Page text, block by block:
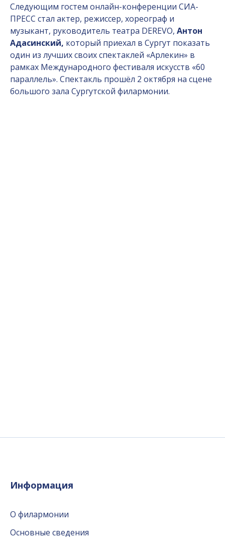
Следующим гостем онлайн-конференции СИА-
ПРЕСС стал актер, режиссер, хореограф и
музыкант, руководитель театра DEREVO, Антон
Адасинский, который приехал в Сургут показать
один из лучших своих спектаклей «Арлекин» в
рамках Международного фестиваля искусств «60
параллель». Спектакль прошёл 2 октября на сцене
большого зала Сургутской филармонии.
Информация
О филармонии
Основные сведения